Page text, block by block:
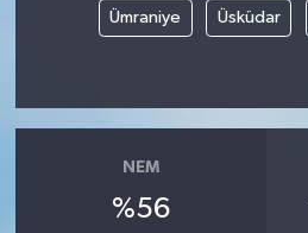
Ümraniye Üsküdar
NEM
%56